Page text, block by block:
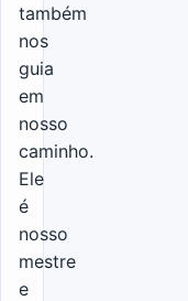
também
nos
guia
em
nosso
caminho.
Ele
é
nosso
mestre
e